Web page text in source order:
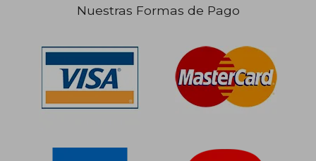
50% $ 136.344 50%
dcto.
Nuestras Formas de Pago